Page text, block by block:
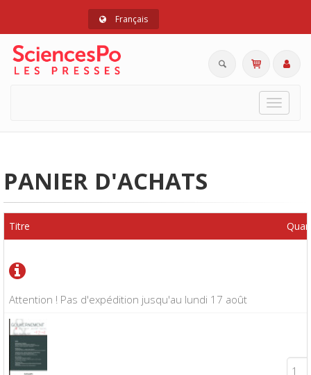
Français
Toggle
PANIER D'ACHATS
Attention ! Pas d'expédition jusqu'au lundi 17 août
Titre